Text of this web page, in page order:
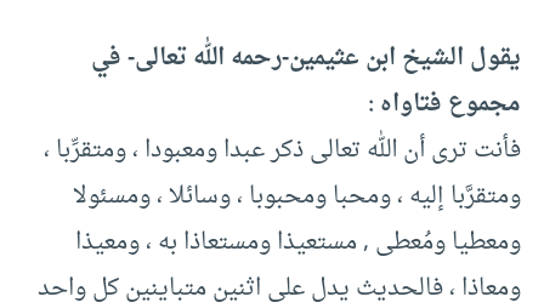
يقول الشيخ ابن عثيمين-رحمه الله تعالى- في
مجموع فتاواه :
فأنت ترى أن الله تعالى ذكر عبدا ومعبودا ، ومتقرِّبا ،
ومتقرَّبا إليه ، ومحبا ومحبوبا ، وسائلا ، ومسئولا
ومعطيا ومُعطى , مستعيذا ومستعاذا به ، ومعيذا
ومعاذا ، فالحديث يدل على اثنين متباينين كل واحد